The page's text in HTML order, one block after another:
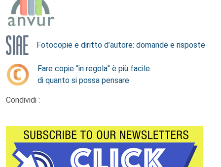
Fotocopie e diritto d’autore: domande e risposte
Fare copie “in regola” è più facile
di quanto si possa pensare
Condividi :